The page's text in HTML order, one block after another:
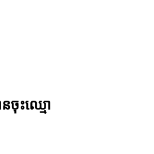
នចុះឈ្មោ